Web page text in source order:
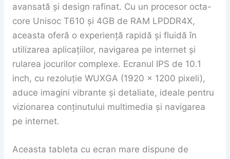
avansată și design rafinat. Cu un procesor octa-
core Unisoc T610 și 4GB de RAM LPDDR4X,
aceasta oferă o experiență rapidă și fluidă în
utilizarea aplicațiilor, navigarea pe internet și
rularea jocurilor complexe. Ecranul IPS de 10.1
inch, cu rezoluție WUXGA (1920 x 1200 pixeli),
aduce imagini vibrante și detaliate, ideale pentru
vizionarea conținutului multimedia și navigarea
pe internet.
Aceasta tableta cu ecran mare dispune de